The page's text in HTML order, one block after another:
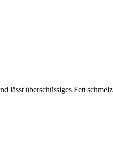
überschüssiges Fett